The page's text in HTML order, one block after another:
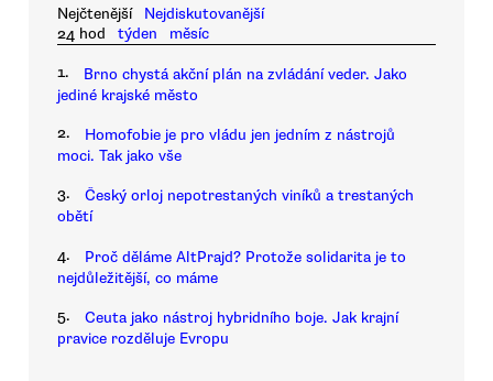
Nejčtenější
Nejdiskutovanější
24 hod
týden měsíc
1.
Brno chystá akční plán na zvládání veder. Jako
jediné krajské město
2.
Homofobie je pro vládu jen jedním z nástrojů
moci. Tak jako vše
3.
Český orloj nepotrestaných viníků a trestaných
obětí
4.
Proč děláme AltPrajd? Protože solidarita je to
nejdůležitější, co máme
5.
Ceuta jako nástroj hybridního boje. Jak krajní
pravice rozděluje Evropu